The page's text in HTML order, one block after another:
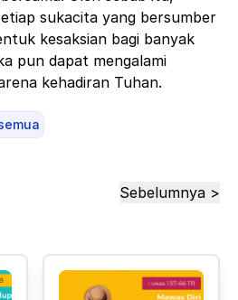
sukacita yang bersumber
kesaksian bagi banyak
pun dapat mengalami
kehadiran Tuhan.
Sebelumnya >